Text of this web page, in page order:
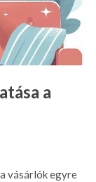
a
vásárlók egyre